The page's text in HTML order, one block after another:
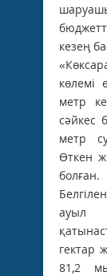
кезең
көлемі
метр
сәйкес
метр
Өткен
болған.
ауыл
гектар
81,2